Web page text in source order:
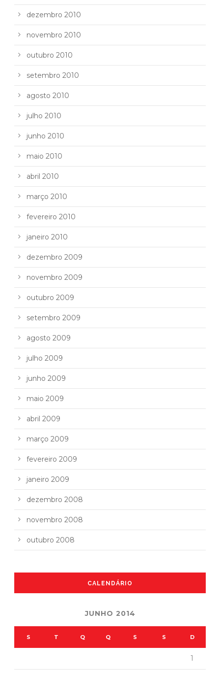
dezembro 2010
novembro 2010
outubro 2010
setembro 2010
agosto 2010
julho 2010
junho 2010
maio 2010
abril 2010
março 2010
fevereiro 2010
janeiro 2010
dezembro 2009
novembro 2009
outubro 2009
setembro 2009
agosto 2009
julho 2009
junho 2009
maio 2009
abril 2009
março 2009
fevereiro 2009
janeiro 2009
dezembro 2008
novembro 2008
outubro 2008
CALENDÁRIO
JUNHO 2014
S T Q Q S S D
1